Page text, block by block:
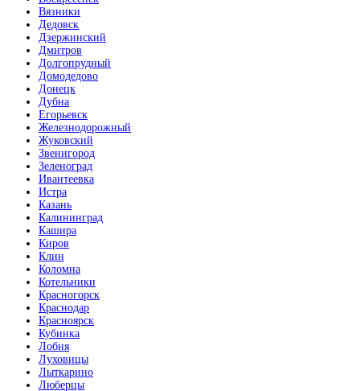
Вязники
Дедовск
Дзержинский
Дмитров
Долгопрудный
Домодедово
Донецк
Дубна
Егорьевск
Железнодорожный
Жуковский
Звенигород
Зеленоград
Ивантеевка
Истра
Казань
Калининград
Кашира
Киров
Клин
Коломна
Котельники
Красногорск
Краснодар
Красноярск
Кубинка
Лобня
Луховицы
Лыткарино
Люберцы